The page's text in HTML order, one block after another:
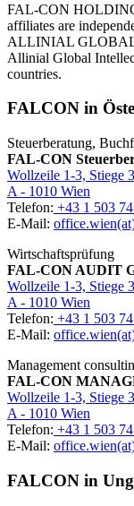
FAL-CON HOLDING
affiliates are
ALLINIAL GLOBAL
Allinial Global
countries.
FALCON in
Steuerberatung,
FAL-CON
Wollzeile 1-3, Stiege
A - 1010 Wien
Telefon: +43 1 503
E-Mail:
Wirtschaftsprüfung
FAL-CON AUDIT
Wollzeile 1-3, Stiege
A - 1010 Wien
Telefon: +43 1 503
E-Mail:
Management
FAL-CON
Wollzeile 1-3, Stiege
A - 1010 Wien
Telefon: +43 1 503
E-Mail:
FALCON in